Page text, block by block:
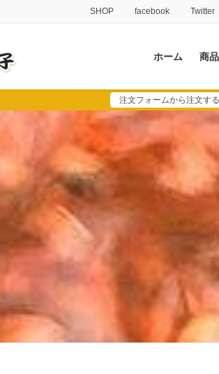
SHOP facebook Twitter
ホーム 商
注文フォームから注文する